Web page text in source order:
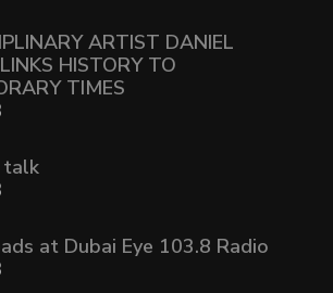
ARTIST DANIEL
HISTORY TO
TIMES
talk
at Dubai Eye 103.8 Radio